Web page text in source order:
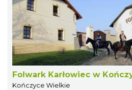
Folwark Karłowiec w
Kończyce Wielkie